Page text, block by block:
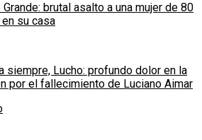
Grande: brutal asalto a una mujer de 80
su casa
siempre, Lucho: profundo dolor en la
por el fallecimiento de Luciano Aimar